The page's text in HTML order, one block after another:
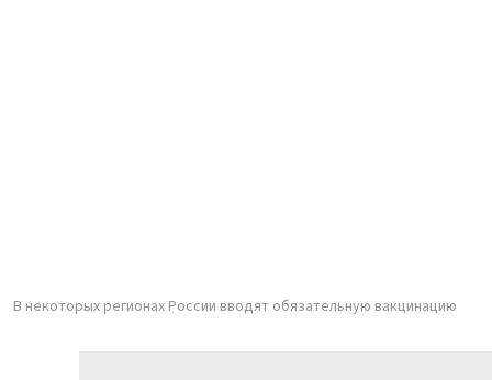
В некоторых регионах России вводят обязательную вакцинацию